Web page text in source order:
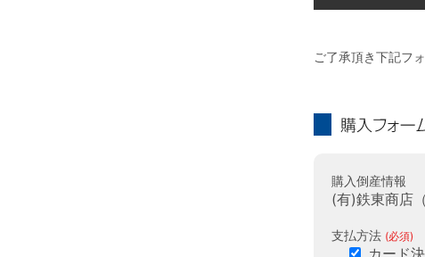
ご了承頂き下記フ
購入倒産情報
(有)鉄東商店
支払方法 (必須)
カード